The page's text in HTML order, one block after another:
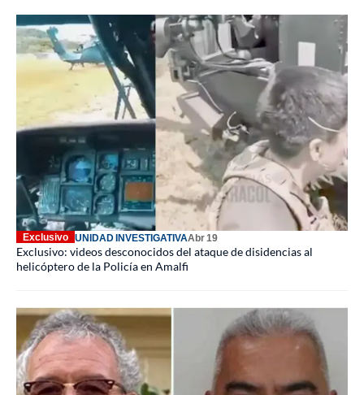
Exclusivo UNIDAD INVESTIGATIVAAbr 19
Exclusivo: videos desconocidos del ataque de disidencias al
helicóptero de la Policía en Amalfi